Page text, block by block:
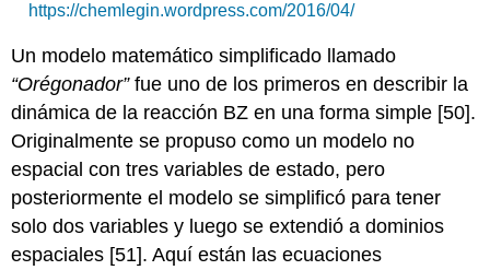
https://chemlegin.wordpress.com/2016/04/
Un modelo matemático simplificado llamado
“Orégonador”fue uno de los primeros en describir la
dinámica de la reacción BZ en una forma simple [50].
Originalmente se propuso como un modelo no
espacial con tres variables de estado, pero
posteriormente el modelo se simplificó para tener
solo dos variables y luego se extendió a dominios
espaciales [51]. Aquí están las ecuaciones